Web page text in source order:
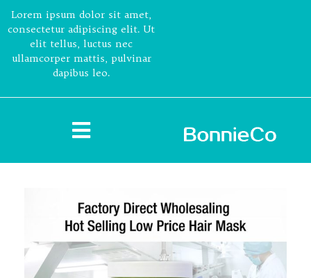
Lorem ipsum dolor sit amet,
consectetur adipiscing elit. Ut
elit tellus, luctus nec
ullamcorper mattis, pulvinar
dapibus leo.